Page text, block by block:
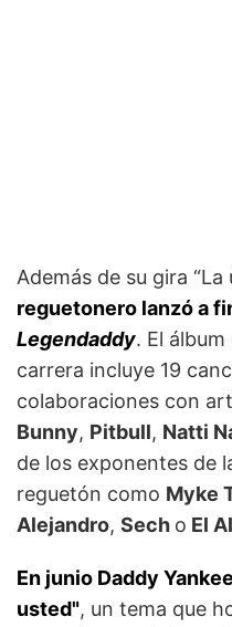
Además de su gira “La
reguetonero lanzó a
Legendaddy. El
carrera incluye 19
colaboraciones con
Bunny, Pitbull, Natti
de los exponentes de
reguetón como Myke
Alejandro, Sech o El
En junio Daddy
usted", un tema que